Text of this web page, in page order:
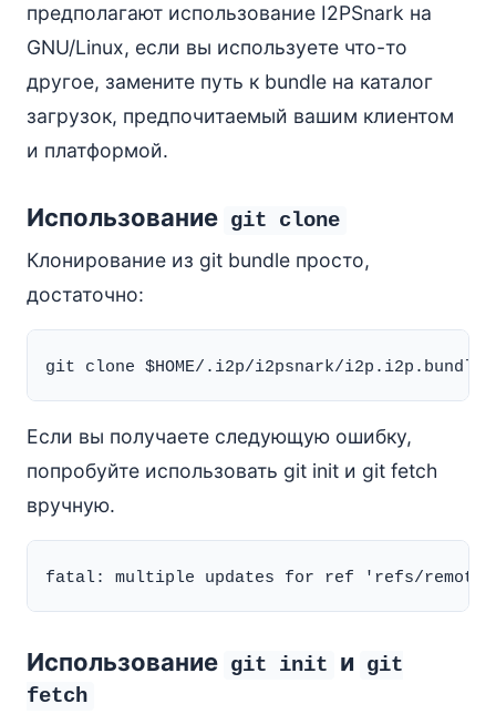
предполагают использование I2PSnark на
GNU/Linux, если вы используете что-то
другое, замените путь к bundle на каталог
загрузок, предпочитаемый вашим клиентом
и платформой.
Использование git clone
Клонирование из git bundle просто,
достаточно:
Если вы получаете следующую ошибку,
попробуйте использовать git init и git fetch
вручную.
Использование git init и git
fetch